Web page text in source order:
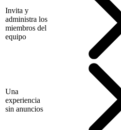
Invita y
administra los
miembros del
equipo
Una
experiencia
sin anuncios